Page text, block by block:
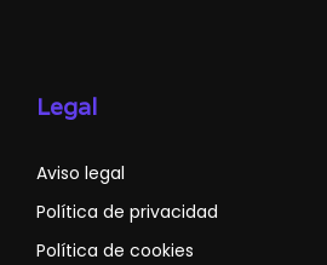
Legal
Aviso legal
Política de privacidad
Política de cookies